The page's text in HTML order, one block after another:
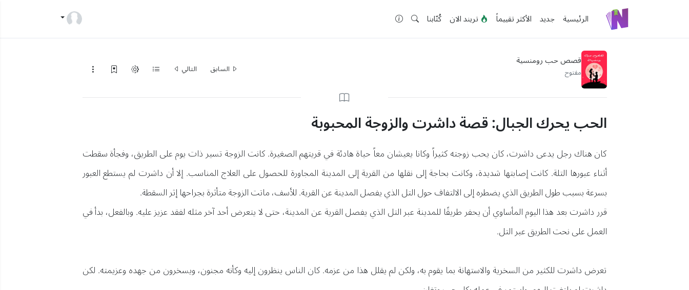
الرئيسية جديد الأكثر تقييماً تريند الان كُتّابنا
قصص حب رومنسية
مفتوح السابق التالي
الحب يحرك الجبال: قصة داشرت والزوجة المحبوبة
كان هناك رجل يدعى داشرت، كان يحب زوجته كثيراً وكانا يعيشان معاً حياة هادئة في قريتهم الصغيرة. كانت الزوجة تسير ذات يوم على الطريق، وفجأة سقطت
أثناء عبورها التلة. كانت إصابتها شديدة، وكانت بحاجة إلى نقلها من القرية إلى المدينة المجاورة للحصول على العلاج المناسب. إلا أن داشرت لم يستطع العبور
بسرعة بسبب طول الطريق الذي يضطره إلى الالتفاف حول التل الذي يفصل المدينة عن القرية. للأسف، ماتت الزوجة متأثرة بجراحها إثر السقطة.
قرر داشرت بعد هذا اليوم المأساوي أن يحفر طريقًا للمدينة عبر التل الذي يفصل القرية عن المدينة، حتى لا يتعرض أحد آخر مثله لفقد عزيز عليه. وبالفعل، بدأ في
العمل على نحت الطريق عبر التل.
تعرض داشرت للكثير من السخرية والاستهانة بما يقوم به، ولكن لم يقلل هذا من عزمه. كان الناس ينظرون إليه وكأنه مجنون، ويسخرون من جهده وعزيمته. لكن